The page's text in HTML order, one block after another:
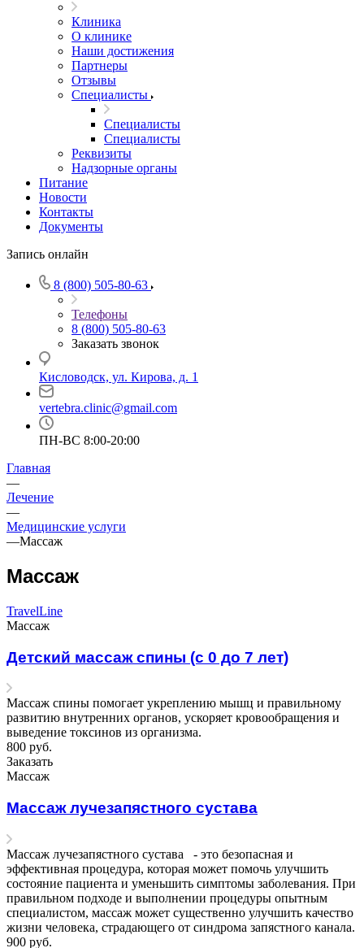
Клиника
О клинике
Наши достижения
Партнеры
Отзывы
Специалисты
Специалисты
Специалисты
Реквизиты
Надзорные органы
Питание
Новости
Контакты
Документы
Запись онлайн
8 (800) 505-80-63
Телефоны
8 (800) 505-80-63
Заказать звонок
Кисловодск, ул. Кирова, д. 1
vertebra.clinic@gmail.com
ПН-ВС 8:00-20:00
Главная
—
Лечение
—
Медицинские услуги
—Массаж
Массаж
TravelLine
Массаж
Детский массаж спины (с 0 до 7 лет)
Массаж спины помогает укреплению мышц и правильному
развитию внутренних органов, ускоряет кровообращения и
выведение токсинов из организма.
800 руб.
Заказать
Массаж
Массаж лучезапястного сустава
Массаж лучезапястного сустава - это безопасная и
эффективная процедура, которая может помочь улучшить
состояние пациента и уменьшить симптомы заболевания. При
правильном подходе и выполнении процедуры опытным
специалистом, массаж может существенно улучшить качество
жизни человека, страдающего от синдрома запястного канала.
900 руб.